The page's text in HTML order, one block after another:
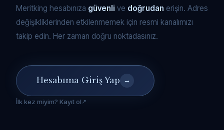
Meritking hesabınıza güvenli ve doğrudan erişin. Adres
değişikliklerinden etkilenmemek için resmi kanalımızı
takip edin. Her zaman doğru noktadasınız.
Hesabıma Giriş Yap →
İlk kez miyim? Kayıt ol